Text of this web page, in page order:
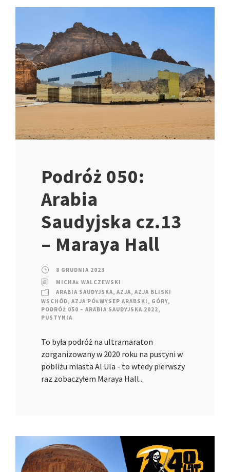
Podróż 050:
Arabia
Saudyjska cz.13
– Maraya Hall
8 GRUDNIA 2023
MICHAŁ WALCZEWSKI
ARABIA SAUDYJSKA, AZJA, AZJA BLISKI
WSCHÓD, AZJA PÓŁWYSEP ARABSKI , GÓRY,
PODRÓŻ 050 – ARABIA SAUDYJSKA 2022,
PUSTYNIA
To była podróż na ultramaraton
zorganizowany w 2020 roku na pustyni w
pobliżu miasta Al Ula - to wtedy pierwszy
raz zobaczyłem Maraya Hall...